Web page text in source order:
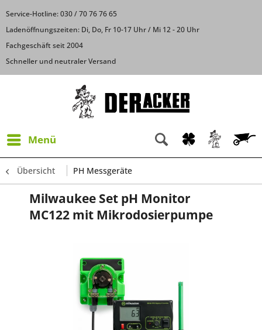
Service-Hotline: 030 / 70 76 76 65
Ladenöffnungszeiten: Di, Do, Fr 10-17 Uhr / Mi 12 - 20 Uhr
Fachgeschäft seit 2004
Schneller und neutraler Versand
Menü
Übersicht PH Messgeräte
Milwaukee Set pH Monitor
MC122 mit Mikrodosierpumpe